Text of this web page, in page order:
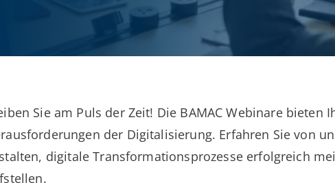
Sie am Puls der Zeit! Die BAMAC Webinare
der Digitalisierung. Erfahren Sie von
digitale Transformationsprozesse erfolgreich